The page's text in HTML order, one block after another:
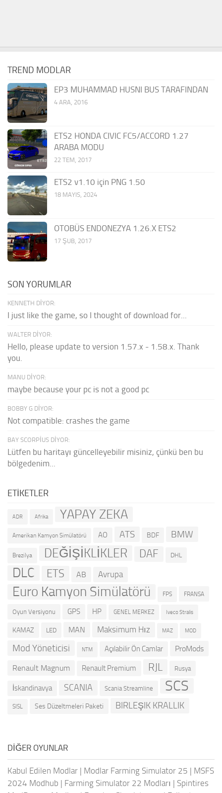
TREND MODLAR
EP3 MUHAMMAD HUSNI BUS TARAFINDAN
4 ARA, 2016
ETS2 HONDA CIVIC FC5/ACCORD 1.27
ARABA MODU
22 TEM, 2017
ETS2 v1.10 için PNG 1.50
18 MAYIS, 2024
OTOBÜS ENDONEZYA 1.26.X ETS2
17 ŞUB, 2017
SON YORUMLAR
KENNETH DIYOR:
I just like the game, so I thought of download for...
WALTER DIYOR:
Hello, please update to version 1.57.x - 1.58.x. Thank
you.
MANU DIYOR:
maybe because your pc is not a good pc
BOBBY G DIYOR:
Not compatible: crashes the game
BAY SCORPIUS DIYOR:
Lütfen bu haritayı güncelleyebilir misiniz, çünkü ben bu
bölgedenim...
ETIKETLER
ADR Afrika YAPAY ZEKA
Amerikan Kamyon Simülatörü AO ATS BDF BMW
Brezilya DEĞİŞİKLİKLER DAF DHL
DLC ETS AB Avrupa
Euro Kamyon Simülatörü FPS FRANSA
Oyun Versiyonu GPS HP GENEL MERKEZ Iveco Stralis
KAMAZ LED MAN Maksimum Hız MAZ MOD
Mod Yöneticisi NTM Açılabilir Ön Camlar ProMods
Renault Magnum Renault Premium RJL Rusya
İskandinavya SCANIA Scania Streamline SCS
SISL Ses Düzeltmeleri Paketi BIRLEŞIK KRALLIK
DIĞER OYUNLAR
Kabul Edilen Modlar | Modlar Farming Simulator 25 | MSFS
2024 Modhub | Farming Simulator 22 Modları | Spintires